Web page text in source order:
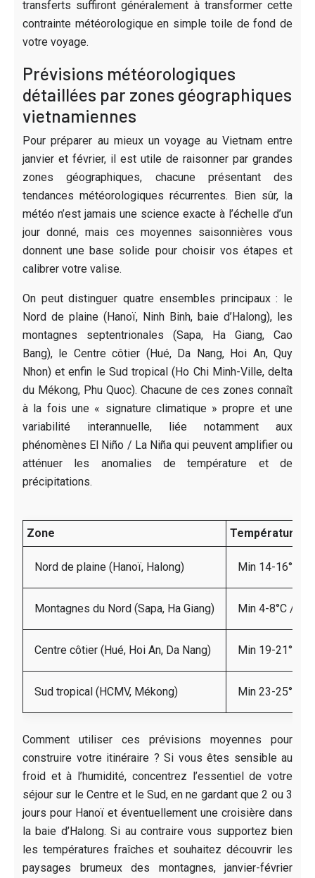
transferts suffiront généralement à transformer cette
contrainte météorologique en simple toile de fond de
votre voyage.
Prévisions météorologiques
détaillées par zones géographiques
vietnamiennes
Pour préparer au mieux un voyage au Vietnam entre
janvier et février, il est utile de raisonner par grandes
zones géographiques, chacune présentant des
tendances météorologiques récurrentes. Bien sûr, la
météo n’est jamais une science exacte à l’échelle d’un
jour donné, mais ces moyennes saisonnières vous
donnent une base solide pour choisir vos étapes et
calibrer votre valise.
On peut distinguer quatre ensembles principaux : le
Nord de plaine (Hanoï, Ninh Binh, baie d’Halong), les
montagnes septentrionales (Sapa, Ha Giang, Cao
Bang), le Centre côtier (Hué, Da Nang, Hoi An, Quy
Nhon) et enfin le Sud tropical (Ho Chi Minh-Ville, delta
du Mékong, Phu Quoc). Chacune de ces zones connaît
à la fois une « signature climatique » propre et une
variabilité interannuelle, liée notamment aux
phénomènes El Niño / La Niña qui peuvent amplifier ou
atténuer les anomalies de température et de
précipitations.
Zone Températures
Nord de plaine (Hanoï, Halong) Min 14-16°C /
Montagnes du Nord (Sapa, Ha Giang) Min 4-8°C /
Centre côtier (Hué, Hoi An, Da Nang) Min 19-21°C /
Sud tropical (HCMV, Mékong) Min 23-25°C /
Comment utiliser ces prévisions moyennes pour
construire votre itinéraire ? Si vous êtes sensible au
froid et à l’humidité, concentrez l’essentiel de votre
séjour sur le Centre et le Sud, en ne gardant que 2 ou 3
jours pour Hanoï et éventuellement une croisière dans
la baie d’Halong. Si au contraire vous supportez bien
les températures fraîches et souhaitez découvrir les
paysages brumeux des montagnes, janvier-février